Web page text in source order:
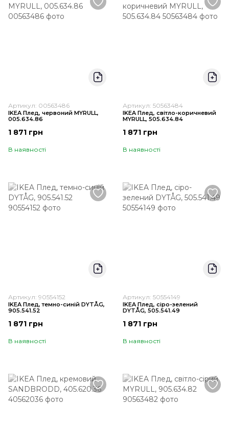
Артикул: 00563486
IKEA Плед, червоний MYRULL,
005.634.86
1 871 грн
В наявності
Артикул: 50563484
IKEA Плед, світло-коричневий
MYRULL, 505.634.84
1 871 грн
В наявності
Артикул: 90554152
IKEA Плед, темно-синій DYTÅG,
905.541.52
1 871 грн
В наявності
Артикул: 50554149
IKEA Плед, сіро-зелений
DYTÅG, 505.541.49
1 871 грн
В наявності